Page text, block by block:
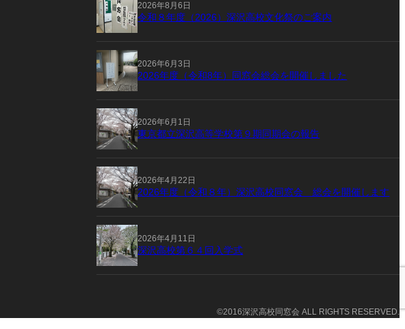
2026年8月6日
令和８年度（2026）深沢高校文化祭のご案内
2026年6月3日
2026年度（令和8年）同窓会総会を開催しました
2026年6月1日
東京都立深沢高等学校第９期同期会の報告
2026年4月22日
2026年度（令和８年）深沢高校同窓会 総会を開催します
2026年4月11日
深沢高校第６４回入学式
©2016深沢高校同窓会 ALL RIGHTS RESERVED.